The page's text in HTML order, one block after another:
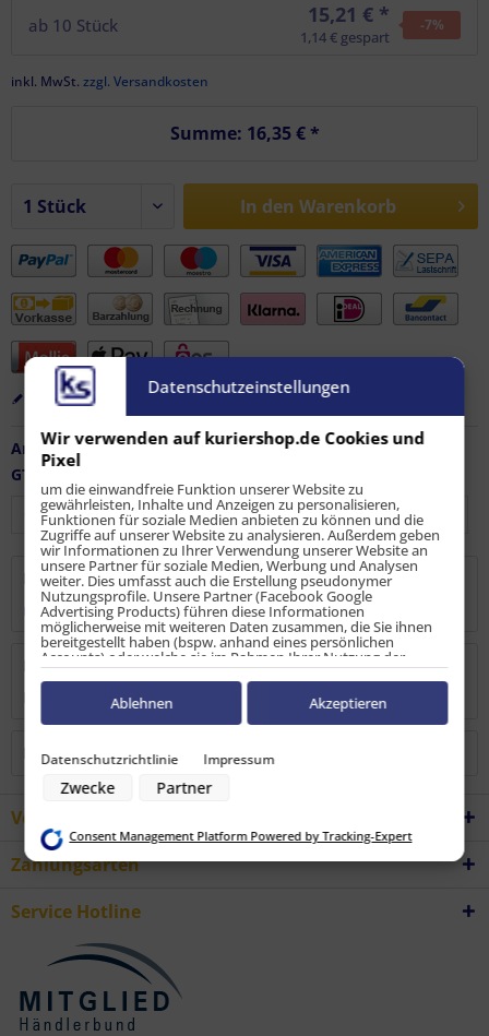
ab 10 Stück 15,21 € *
1,14 € gespart
-7%
inkl. MwSt. zzgl. Versandkosten
Summe: 16,35 €*
In den Warenkorb
Merken Bewerten Empfehlen
Artikel-Nr.:
FZ-AF-11323
GTIN / EAN:
Beschreibung
mehr
Bewertungen
0
Bewertungen lesen, schreiben und diskutieren...mehr
Kunden haben sich ebenfalls angesehen
Vorteile
Zahlungsarten
Service Hotline
Datenschutzeinstellungen
Wir verwenden auf kuriershop.de Cookies und
Pixel
um die einwandfreie Funktion unserer Website zu
gewährleisten, Inhalte und Anzeigen zu personalisieren,
Funktionen für soziale Medien anbieten zu können und die
Zugriffe auf unserer Website zu analysieren. Außerdem geben
wir Informationen zu Ihrer Verwendung unserer Website an
unsere Partner für soziale Medien, Werbung und Analysen
weiter. Dies umfasst auch die Erstellung pseudonymer
Nutzungsprofile. Unsere Partner (Facebook Google
Advertising Products) führen diese Informationen
möglicherweise mit weiteren Daten zusammen, die Sie ihnen
bereitgestellt haben (bspw. anhand eines persönlichen
Accounts) oder welche sie im Rahmen Ihrer Nutzung der
Dienste gesammelt haben (bspw. Nutzungsdaten anderer
Geräte). Ihre Einwilligung zur Nutzung von Cookies und Pixeln
können Sie jederzeit widerrufen, indem Sie auf den
Datenschutz-Button links unten klicken und dort die
Zwecke der Datenverarbeitung durch unsere Partner:
Speichern von oder Zugriff auf Informationen auf einem Endgerät
Verwendung von Profilen zur Auswahl personalisierter Werbung
Verwendung von Profilen zur Auswahl personalisierter Inhalte
Messung der Performance von Inhalten
Analyse von Zielgruppen durch Statistiken oder Kombinationen von
Entwicklung und Verbesserung der Angebote
Verwendung reduzierter Daten zur Auswahl von Inhalten
Besondere Features:
Verwendung genauer Standortdaten
Endgeräteeigenschaften zur Identifikation aktiv abfragen
Datenschutzrichtlinie Impressum
Zwecke Partner
Ablehnen Akzeptieren
Consent Management Platform Powered by Tracking-Expert